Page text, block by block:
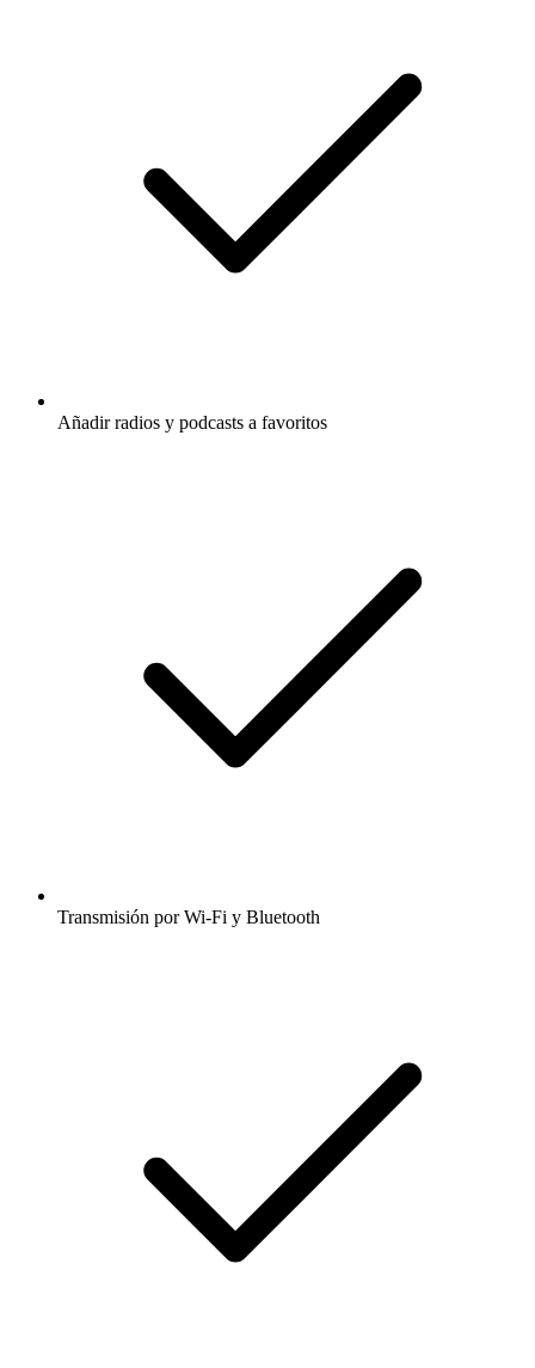
Añadir radios y podcasts a favoritos
Transmisión por Wi-Fi y Bluetooth